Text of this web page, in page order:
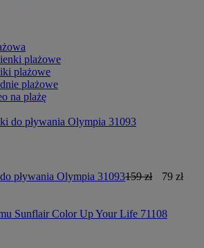
plażowe
plażowe
plażowe
na plażę
pływania Olympia 31093159 zł
79 zł